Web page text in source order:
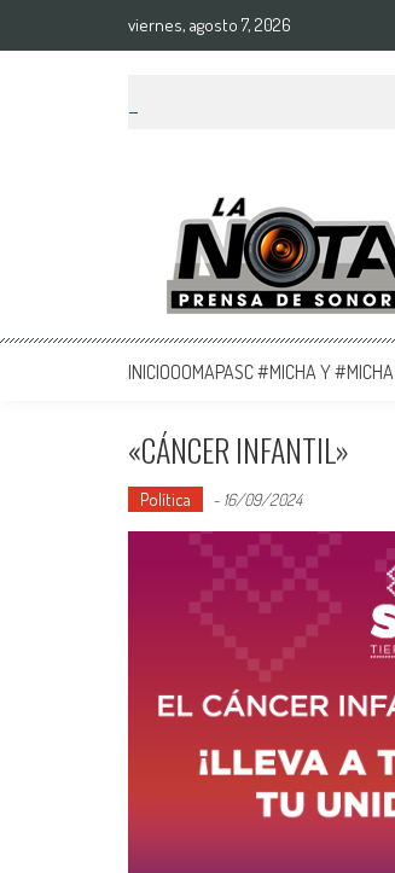
viernes, agosto 7, 2026
La Nota Prensa
Noticias del día
INICIOOOMAPASC #MICHA Y
«CÁNCER INFANTIL»
Política - 16/09/2024